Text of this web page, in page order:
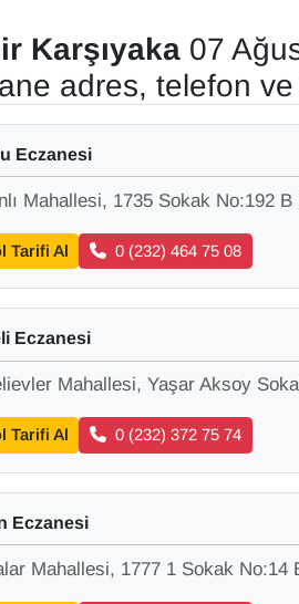
Karşıyaka07
adres, telefon ve
Eczanesi
Mahallesi, 1735 Sokak No:192
Tarifi Al 0 (232) 464 75 08
Eczanesi
Mahallesi, Yaşar Aksoy
Tarifi Al 0 (232) 372 75 74
Eczanesi
Mahallesi, 1777 1 Sokak No:14